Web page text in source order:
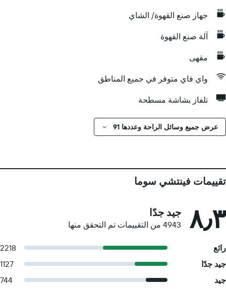
جهاز صنع القهوة/ الشاي
آلة صنع القهوة
مقهى
واي فاي متوفر في جميع المناطق
تلفاز بشاشة مسطحة
عرض جميع وسائل الراحة وعددها 91
تقييمات فينتشي سوما
٨٫٣ جيد جدًا
4943 من التقييمات تم التحقق منها
رائع
2218
جيد جدًا
1127
جيد
744